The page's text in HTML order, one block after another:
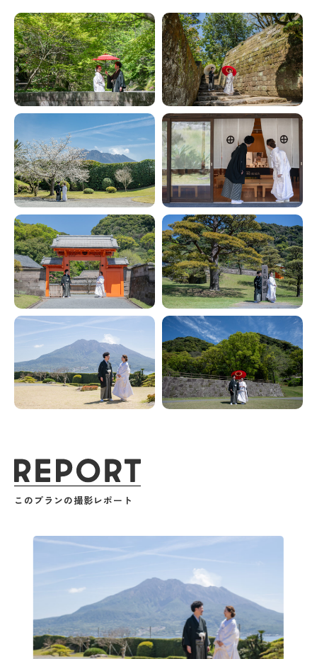
このプランの撮影レポート